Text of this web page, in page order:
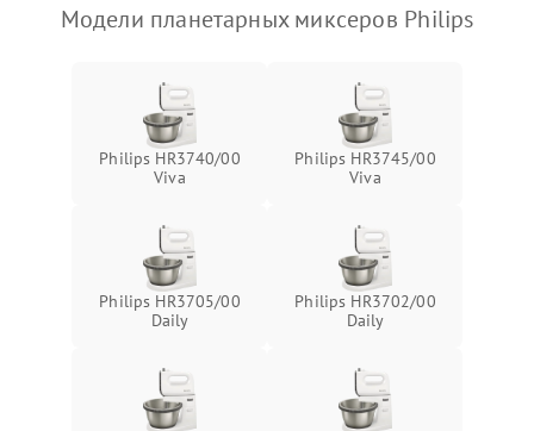
Поломка системы защиты
Подробнее →
Модели планетарных миксеров Philips
Philips HR3740/00
Viva
Philips HR3745/00
Viva
Philips HR3705/00
Daily
Philips HR3702/00
Daily